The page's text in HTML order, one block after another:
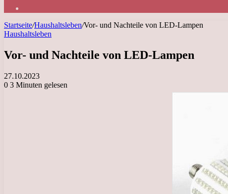
Startseite/Haushaltsleben/Vor- und Nachteile von LED-Lampen
Haushaltsleben
Vor- und Nachteile von LED-Lampen
27.10.2023
0 3 Minuten gelesen